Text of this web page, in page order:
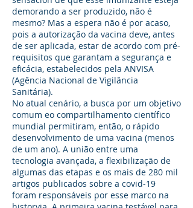
demorando a ser produzido, não é
mesmo? Mas a espera não é por acaso,
pois a autorização da vacina deve, antes
de ser aplicada, estar de acordo com pré-
requisitos que garantam a segurança e
eficácia, estabelecidos pela ANVISA
(Agência Nacional de Vigilância
Sanitária).
No atual cenário, a busca por um objetivo
comum eo compartilhamento científico
mundial permitiram, então, o rápido
desenvolvimento de uma vacina (menos
de um ano). A união entre uma
tecnologia avançada, a flexibilização de
algumas das etapas e os mais de 280 mil
artigos publicados sobre a covid-19
foram responsáveis ​​por esse marco na